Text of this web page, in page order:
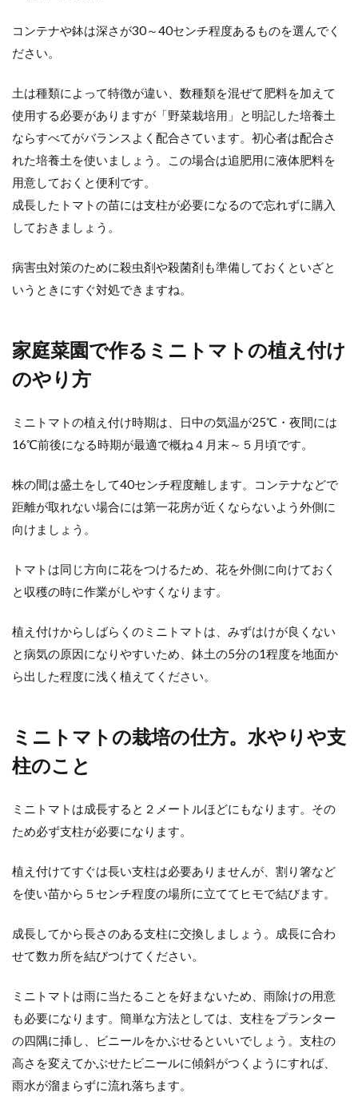
コンテナや鉢は深さが30～40センチ程度あるものを選んでく
ださい。
土は種類によって特徴が違い、数種類を混ぜて肥料を加えて
使用する必要がありますが「野菜栽培用」と明記した培養土
ならすべてがバランスよく配合さています。初心者は配合さ
れた培養土を使いましょう。この場合は追肥用に液体肥料を
用意しておくと便利です。
成長したトマトの苗には支柱が必要になるので忘れずに購入
しておきましょう。
病害虫対策のために殺虫剤や殺菌剤も準備しておくといざと
いうときにすぐ対処できますね。
家庭菜園で作るミニトマトの植え付け
のやり方
ミニトマトの植え付け時期は、日中の気温が25℃・夜間には
16℃前後になる時期が最適で概ね４月末～５月頃です。
株の間は盛土をして40センチ程度離します。コンテナなどで
距離が取れない場合には第一花房が近くならないよう外側に
向けましょう。
トマトは同じ方向に花をつけるため、花を外側に向けておく
と収穫の時に作業がしやすくなります。
植え付けからしばらくのミニトマトは、みずはけが良くない
と病気の原因になりやすいため、鉢土の5分の1程度を地面か
ら出した程度に浅く植えてください。
ミニトマトの栽培の仕方。水やりや支
柱のこと
ミニトマトは成長すると２メートルほどにもなります。その
ため必ず支柱が必要になります。
植え付けてすぐは長い支柱は必要ありませんが、割り箸など
を使い苗から５センチ程度の場所に立ててヒモで結びます。
成長してから長さのある支柱に交換しましょう。成長に合わ
せて数カ所を結びつけてください。
ミニトマトは雨に当たることを好まないため、雨除けの用意
も必要になります。簡単な方法としては、支柱をプランター
の四隅に挿し、ビニールをかぶせるといいでしょう。支柱の
高さを変えてかぶせたビニールに傾斜がつくようにすれば、
雨水が溜まらずに流れ落ちます。